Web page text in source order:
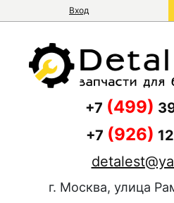
Вход
+7 (499)
+7 (926)
г. Москва, улица